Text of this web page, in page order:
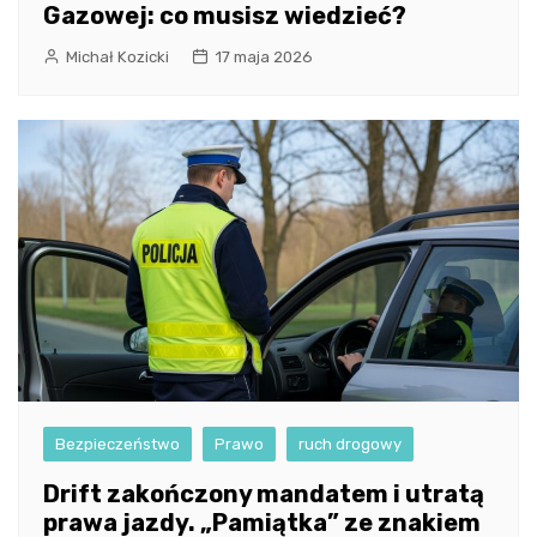
Gazowej: co musisz wiedzieć?
Michał Kozicki 17 maja 2026
Bezpieczeństwo Prawo ruch drogowy
Drift zakończony mandatem i utratą
prawa jazdy. „Pamiątka” ze znakiem